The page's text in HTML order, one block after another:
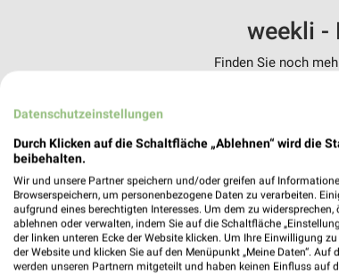
weekli -
Finden Sie noch
✔
Nutze weekli
Datenschutzeinstellungen
Durch Klicken auf die Schaltfläche „Ablehnen“ wird die
beibehalten.
Wir und unsere Partner speichern und/oder greifen auf
Browserspeichern, um personenbezogene Daten zu verarbeiten.
aufgrund eines berechtigten Interesses. Um dem zu
ablehnen oder verwalten, indem Sie auf die Schaltfläche
der linken unteren Ecke der Website klicken. Um Ihre Einwilligung
der Website und klicken Sie auf den Menüpunkt „Meine Daten“.
werden unseren Partnern mitgeteilt und haben keinen Einfluss auf